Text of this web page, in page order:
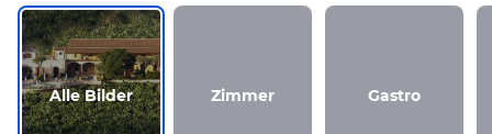
Alle Bilder Zimmer Gastro